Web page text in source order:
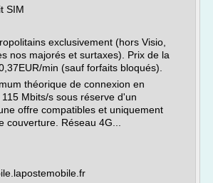
SIM
exclusivement (hors Visio,
nos majorés et surtaxes). Prix de la
min (sauf forfaits bloqués).
théorique de connexion en
Mbits/s sous réserve d'un
offre compatibles et uniquement
couverture. Réseau 4G...